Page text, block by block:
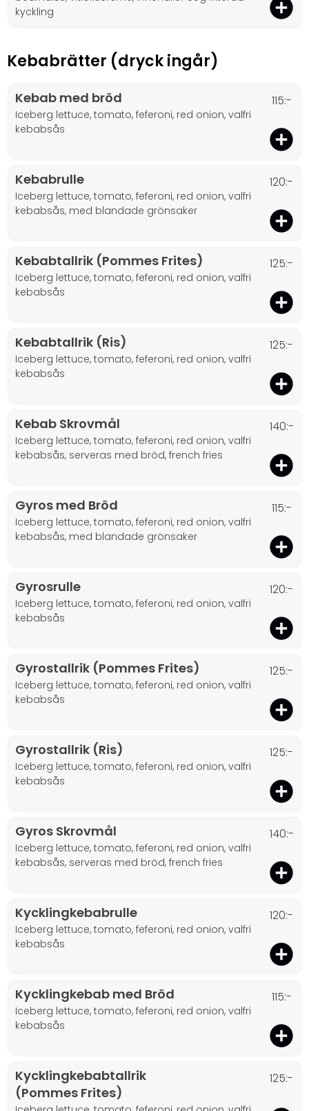
kyckling
Kebabrätter (dryck ingår)
Kebab med bröd
iceberg lettuce, tomato, feferoni, red onion, valfri
kebabsås
115:-
Kebabrulle
iceberg lettuce, tomato, feferoni, red onion, valfri
kebabsås, med blandade grönsaker
120:-
Kebabtallrik (Pommes Frites)
iceberg lettuce, tomato, feferoni, red onion, valfri
kebabsås
125:-
Kebabtallrik (Ris)
iceberg lettuce, tomato, feferoni, red onion, valfri
kebabsås
125:-
Kebab Skrovmål
iceberg lettuce, tomato, feferoni, red onion, valfri
kebabsås, serveras med bröd, french fries
140:-
Gyros med Bröd
iceberg lettuce, tomato, feferoni, red onion, valfri
kebabsås, med blandade grönsaker
115:-
Gyrosrulle
iceberg lettuce, tomato, feferoni, red onion, valfri
kebabsås
120:-
Gyrostallrik (Pommes Frites)
iceberg lettuce, tomato, feferoni, red onion, valfri
kebabsås
125:-
Gyrostallrik (Ris)
iceberg lettuce, tomato, feferoni, red onion, valfri
kebabsås
125:-
Gyros Skrovmål
iceberg lettuce, tomato, feferoni, red onion, valfri
kebabsås, serveras med bröd, french fries
140:-
Kycklingkebabrulle
iceberg lettuce, tomato, feferoni, red onion, valfri
kebabsås
120:-
Kycklingkebab med Bröd
iceberg lettuce, tomato, feferoni, red onion, valfri
kebabsås
115:-
Kycklingkebabtallrik
(Pommes Frites)
125:-